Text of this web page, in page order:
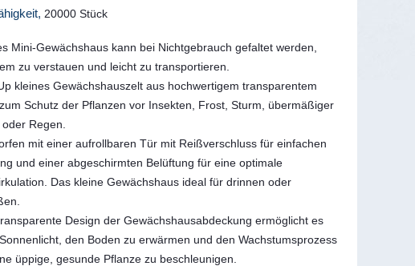
20000 Stück
Mini-Gewächshaus kann bei Nichtgebrauch gefaltet werden,
zu verstauen und leicht zu transportieren.
kleines Gewächshauszelt aus hochwertigem transparentem
Schutz der Pflanzen vor Insekten, Frost, Sturm, übermäßiger
Regen.
mit einer aufrollbaren Tür mit Reißverschluss für einfachen
und einer abgeschirmten Belüftung für eine optimale
Das kleine Gewächshaus ideal für drinnen oder
Design der Gewächshausabdeckung ermöglicht es
den Boden zu erwärmen und den Wachstumsprozess
üppige, gesunde Pflanze zu beschleunigen.